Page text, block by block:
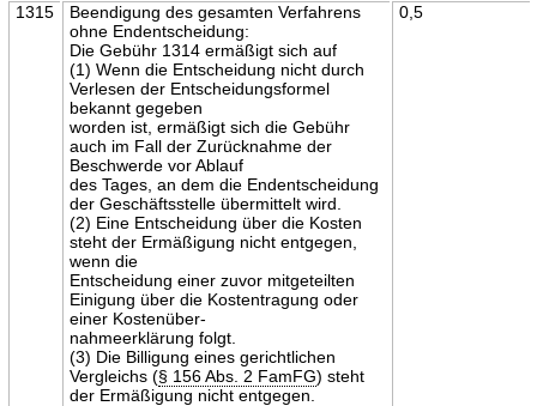
1315
Beendigung des gesamten Verfahrens
ohne Endentscheidung:
Die Gebühr 1314 ermäßigt sich auf
(1) Wenn die Entscheidung nicht durch
Verlesen der Entscheidungsformel
bekannt gegeben
worden ist, ermäßigt sich die Gebühr
auch im Fall der Zurücknahme der
Beschwerde vor Ablauf
des Tages, an dem die Endentscheidung
der Geschäftsstelle übermittelt wird.
(2) Eine Entscheidung über die Kosten
steht der Ermäßigung nicht entgegen,
wenn die
Entscheidung einer zuvor mitgeteilten
Einigung über die Kostentragung oder
einer Kostenüber-
nahmeerklärung folgt.
(3) Die Billigung eines gerichtlichen
Vergleichs (§ 156 Abs. 2 FamFG) steht
der Ermäßigung nicht entgegen.
0,5